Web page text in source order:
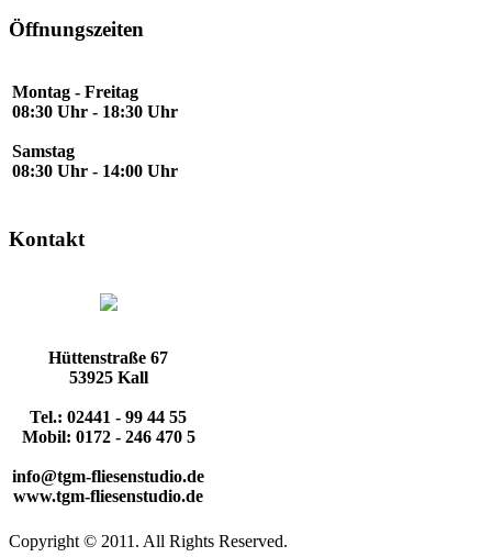
Öffnungszeiten
Montag - Freitag
08:30 Uhr - 18:30 Uhr
Samstag
08:30 Uhr - 14:00 Uhr
Kontakt
Hüttenstraße 67
53925 Kall
Tel.: 02441 - 99 44 55
Mobil: 0172 - 246 470 5
info@tgm-fliesenstudio.de
www.tgm-fliesenstudio.de
Copyright © 2011. All Rights Reserved.